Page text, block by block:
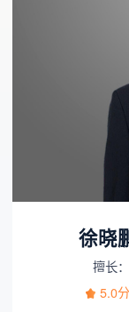
徐晓
擅长
5.0分